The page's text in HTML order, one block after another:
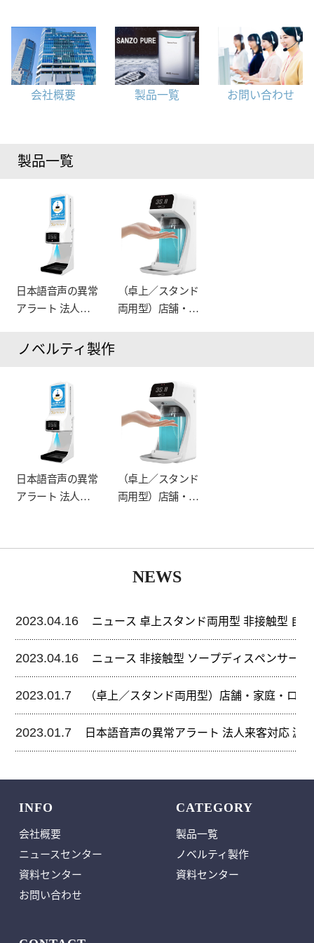
会社概要 製品一覧 お問い合わせ
製品一覧
日本語音声の異常
アラート 法人来
ゴム蓋 非接触型
ールディスペンサ
ー アルコール噴
霧器 手指清潔機
オートスプレー
手指衛生スプレー
（卓上／スタンド
両用型）店舗・家
ールディスペンサ
ー アルコール噴
霧器 手指清潔機
オートスプレー
手指衛生スプレー
ノベルティ製作
日本語音声の異常
アラート 法人来
ソープディスペン
霧器 手指清潔機
オートスプレー
手指衛生スプレー
（卓上／スタンド
両用型）店舗・家
000ml大容量 非接
ールディスペンサ
霧器 手指清潔機
オートスプレー
手指衛生スプレー
NEWS
2023.04.16 ニュース 卓上スタンド両用型 非接触型 自
2023.04.16 ニュース 非接触型 ソープディスペンサー
2023.01.7 （卓上／スタンド両用型）店舗・家庭・ロ
2023.01.7 日本語音声の異常アラート 法人来客対応 漏
INFO
会社概要
ニュースセンター
資料センター
お問い合わせ
CATEGORY
製品一覧
ノベルティ製作
資料センター